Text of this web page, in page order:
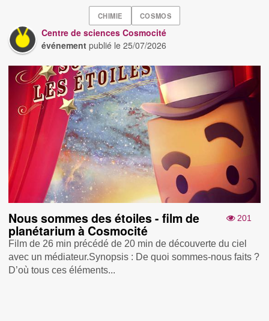
CHIMIE COSMOS
Centre de sciences Cosmocité
événement publié le25/07/2026
201
Nous sommes des étoiles - film de
planétarium à Cosmocité
Film de 26 min précédé de 20 min de découverte du ciel
avec un médiateur.Synopsis : De quoi sommes-nous faits ?
D’où tous ces éléments...